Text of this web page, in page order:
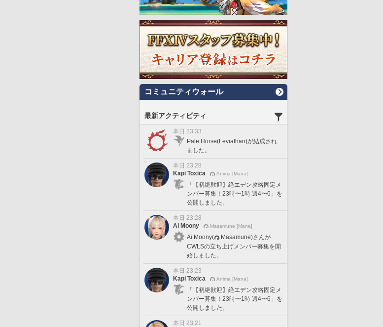
コミュニティウォール
最新アクティビティ
本日 23:33
Pale Horse(Leviathan)が結成され
ました。
本日 23:28
Kapi Toxica
Anima [Mana]
「【初絶歓迎】絶エデン攻略固定メ
ンバー募集！23時〜1時 週4〜6」を
公開しました。
本日 23:28
Ai Moony
Masamune [Mana]
Ai Moony(
Masamune)さんが
CWLSの立ち上げメンバー募集を開
始しました。
本日 23:23
Kapi Toxica
Anima [Mana]
「【初絶歓迎】絶エデン攻略固定メ
ンバー募集！23時〜1時 週4〜6」を
公開しました。
本日 23:21